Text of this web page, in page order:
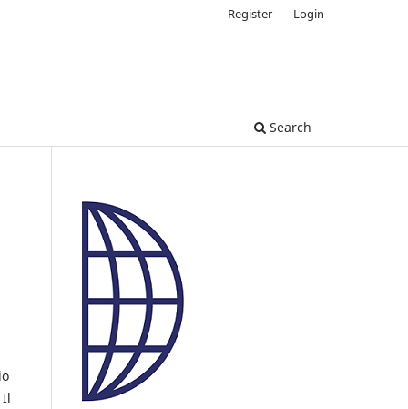
Search
Register Login
Il